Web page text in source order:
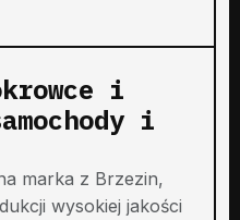
i
i
marka z Brzezin,
wysokiej jakości